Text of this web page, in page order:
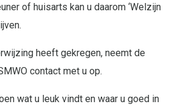
of huisarts kan u daarom ‘Welzijn
heeft gekregen, neemt de
contact met u op.
wat u leuk vindt en waar u goed in